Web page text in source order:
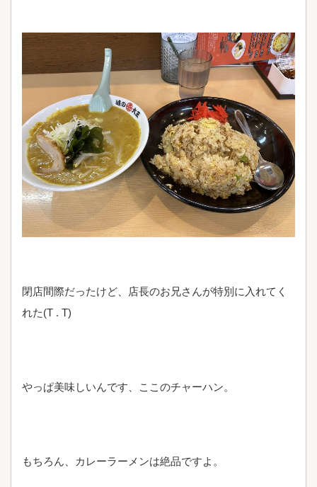
閉店間際だったけど、店長のお兄さんが特別に入れてく
れた(T . T)
やっぱ美味しいんです、ここのチャーハン。
もちろん、カレーラーメンは絶品ですよ。